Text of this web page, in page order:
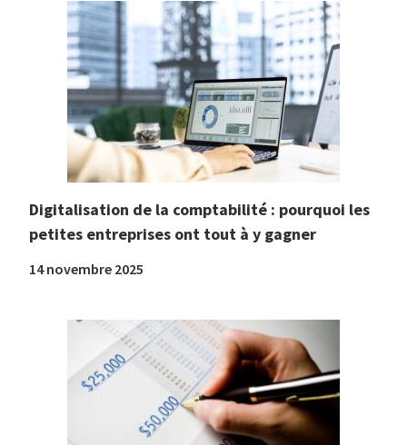
Digitalisation de la comptabilité : pourquoi les
petites entreprises ont tout à y gagner
14 novembre 2025